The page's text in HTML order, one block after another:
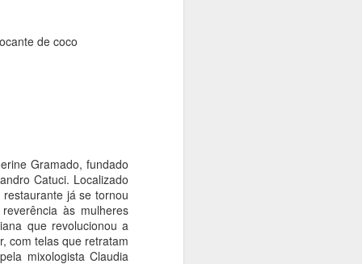
de coco
Gramado, fundado
Catuci. Localizado
já se tornou
às mulheres
que revolucionou a
com telas que retratam
mixologista Claudia